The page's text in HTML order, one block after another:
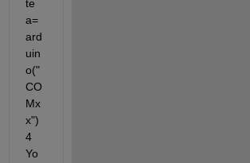
te
a=
ard
uin
o("
CO
Mx
x")
4
Yo